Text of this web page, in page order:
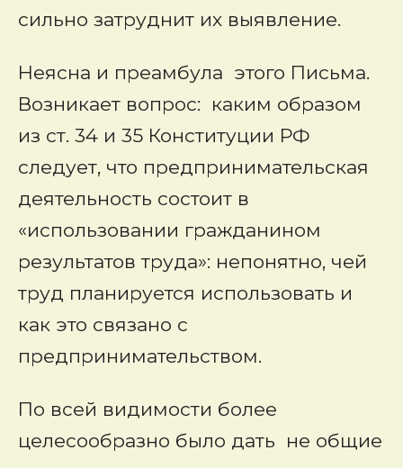
сильно затруднит их выявление.
Неясна и преамбула этого Письма.
Возникает вопрос: каким образом
из ст. 34 и 35 Конституции РФ
следует, что предпринимательская
деятельность состоит в
«использовании гражданином
результатов труда»: непонятно, чей
труд планируется использовать и
как это связано с
предпринимательством.
По всей видимости более
целесообразно было дать не общие